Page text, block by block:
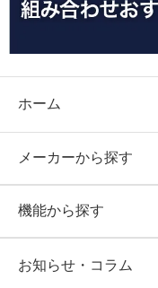
ホーム
メーカーから探す
機能から探す
お知らせ・コラム